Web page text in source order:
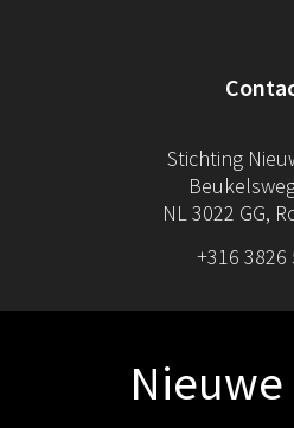
Stichting
NL 3022 GG,
+316 3826